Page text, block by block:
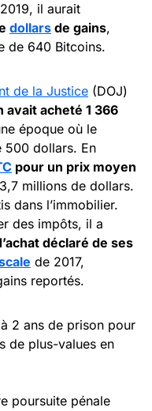
il aurait
dollars de gains,
de 640 Bitcoins.
de la Justice (DOJ)
avait acheté 1 366
époque où le
500 dollars. En
pour un prix moyen
millions de dollars.
dans l’immobilier.
des impôts, il a
déclaré de ses
de 2017,
reportés.
2 ans de prison pour
de plus-values en
poursuite pénale